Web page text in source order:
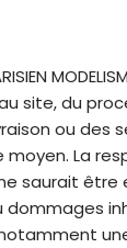
site, du
ou des
La
ne saurait